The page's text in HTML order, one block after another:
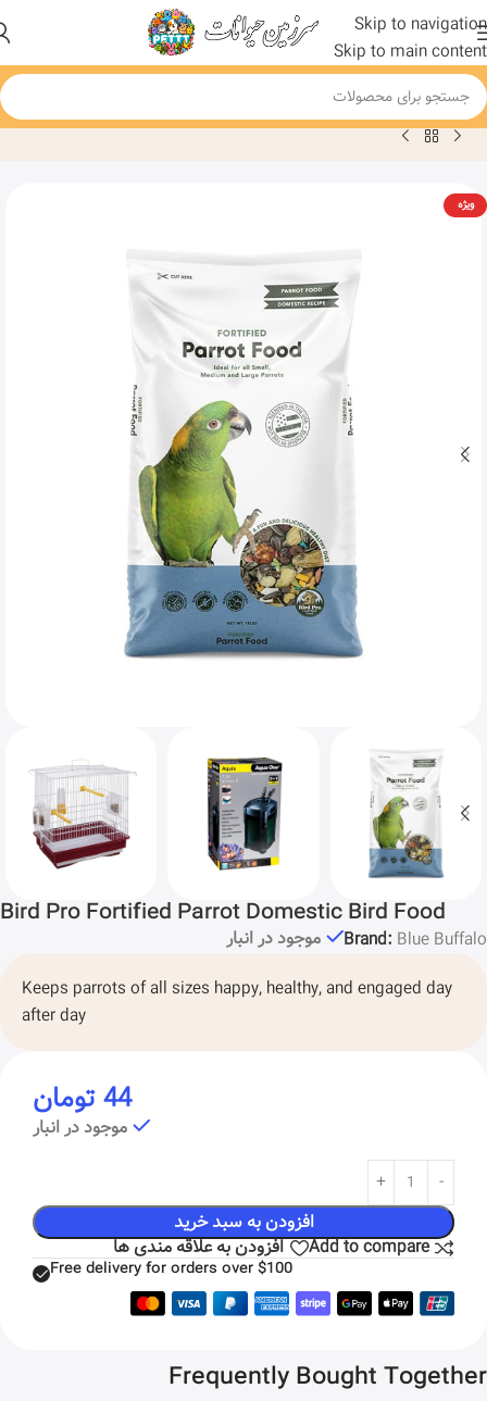
Skip to navigation
Skip to main content
خانه محصول Bird Pro Fortified Parrot Domestic Bird Food
ویژه
Bird Pro Fortified Parrot Domestic Bird Food
Brand: Blue Buffalo
موجود در انبار
Keeps parrots of all sizes happy, healthy, and engaged day
after day
44تومان
موجود در انبار
افزودن به سبد خرید
Add to compare
افزودن به علاقه مندی ها
Free delivery for orders over $100
Frequently Bought Together